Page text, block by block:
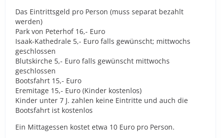
Das Eintrittsgeld pro Person (muss separat bezahlt
werden)
Park von Peterhof 16,- Euro
Isaak-Kathedrale 5,- Euro falls gewünscht; mittwochs
geschlossen
Blutskirche 5,- Euro falls gewünscht mittwochs
geschlossen
Bootsfahrt 15,- Euro
Eremitage 15,- Euro (Kinder kostenlos)
Kinder unter 7 J. zahlen keine Eintritte und auch die
Bootsfahrt ist kostenlos
Ein Mittagessen kostet etwa 10 Euro pro Person.